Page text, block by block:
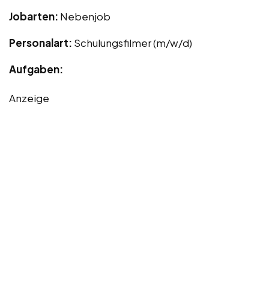
Jobarten: Nebenjob
Personalart: Schulungsfilmer (m/w/d)
Aufgaben:
Anzeige